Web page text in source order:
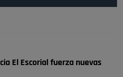
comisario de la …
El Escorial fuerza nuevas